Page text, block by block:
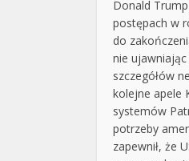
Donald
postępach w
do
nie
szczegółów
kolejne apele
systemów
potrzeby
zapewnił, że